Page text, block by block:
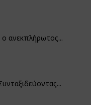
ο ανεκπλήρωτος...